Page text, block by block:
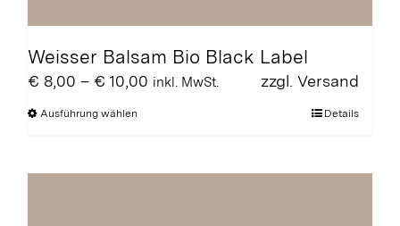
Weisser Balsam Bio Black Label
€ 8,00 – € 10,00 Preisspanne:
inkl. MwSt. zzgl. Versand
Ausführung wählen Details